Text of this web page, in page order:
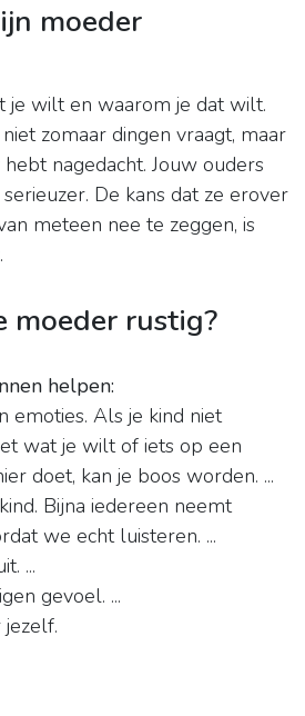
moeder
je wilt en waarom je dat wilt.
zomaar dingen vraagt, maar
nagedacht. Jouw ouders
De kans dat ze erover
meteen nee te zeggen, is
moeder rustig?
helpen:
emoties. Als je kind niet
wat je wilt of iets op een
doet, kan je boos worden. ...
Bijna iedereen neemt
we echt luisteren. ...
...
gevoel. ...